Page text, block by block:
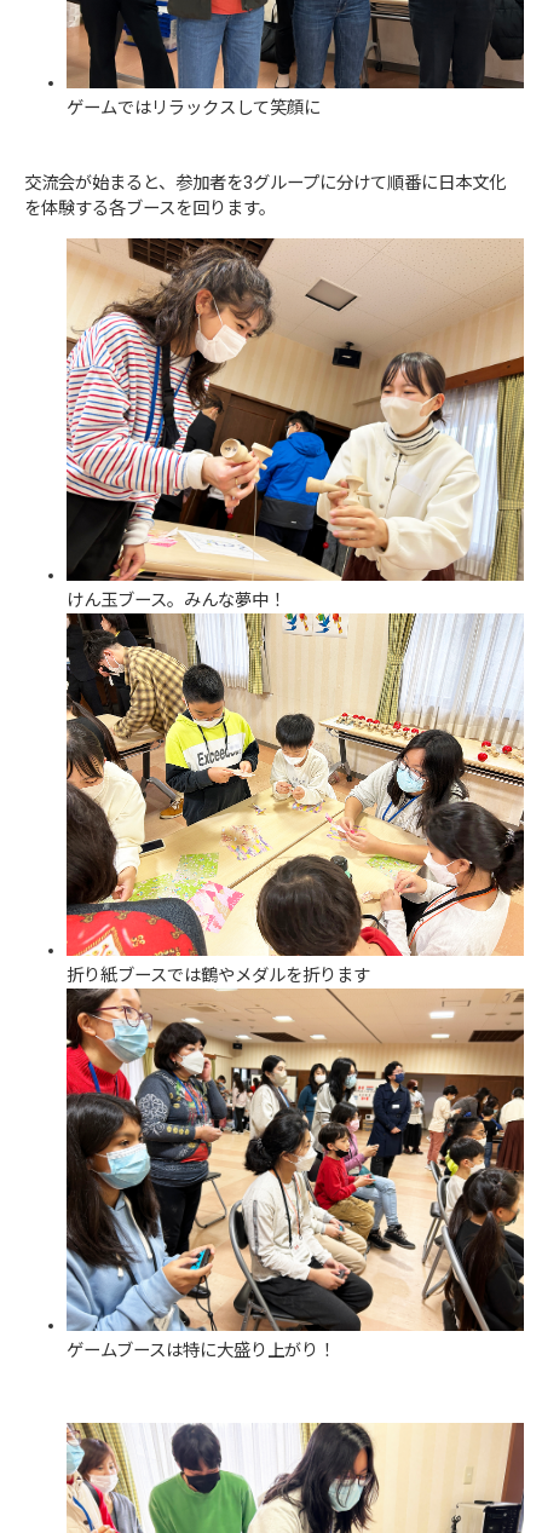
ゲームではリラックスして笑顔に
交流会が始まると、参加者を3グループに分けて順番に日本文化
を体験する各ブースを回ります。
けん玉ブース。みんな夢中！
折り紙ブースでは鶴やメダルを折ります
ゲームブースは特に大盛り上がり！